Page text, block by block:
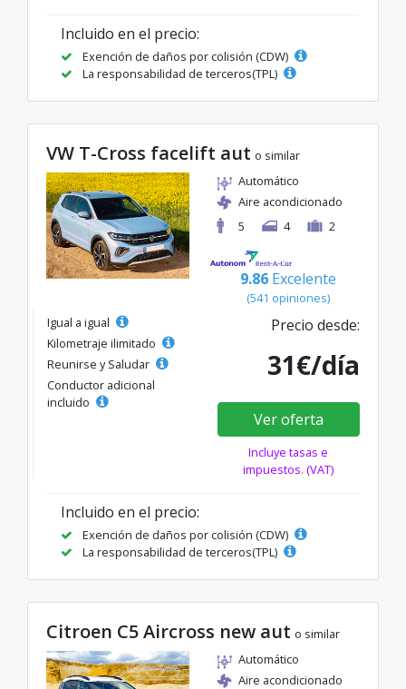
Incluido en el precio:
Exención de daños por colisión (CDW)
La responsabilidad de terceros(TPL)
VW T-Cross facelift aut o similar
Automático
Aire acondicionado
5
4 2
9.86 Excelente
(541 opiniones)
Igual a igual
Kilometraje ilimitado
Reunirse y Saludar
Conductor adicional
incluido
Precio desde:
31€/día
Ver oferta
Incluye tasas e
impuestos. (VAT)
Incluido en el precio:
Exención de daños por colisión (CDW)
La responsabilidad de terceros(TPL)
Citroen C5 Aircross new aut o similar
Automático
Aire acondicionado